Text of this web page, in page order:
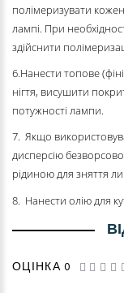
полімеризувати
лампі. При
здійснити
6.Нанести топове
нігтя, висушити
потужності лампи.
7. Якщо
дисперсію
рідиною для зняття
8. Нанести олію для
ОЦІНКА 0